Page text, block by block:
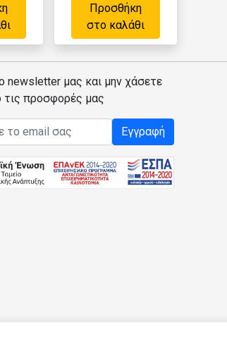
Προσθήκη
στο καλάθι
newsletter μας και μην χάσετε
τις προσφορές μας
Εγγραφή